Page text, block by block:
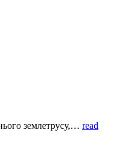
землетрусу,… read